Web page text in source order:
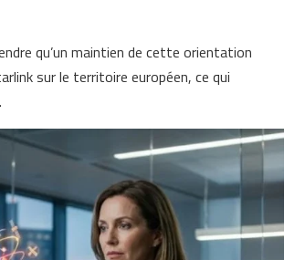
qu’un maintien de cette orientation
sur le territoire européen, ce qui